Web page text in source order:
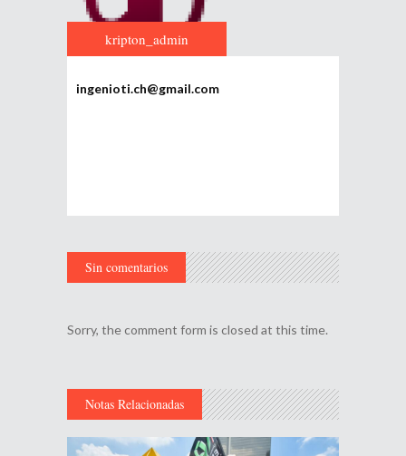
kripton_admin
ingenioti.ch@gmail.com
Sin comentarios
Sorry, the comment form is closed at this time.
Notas Relacionadas